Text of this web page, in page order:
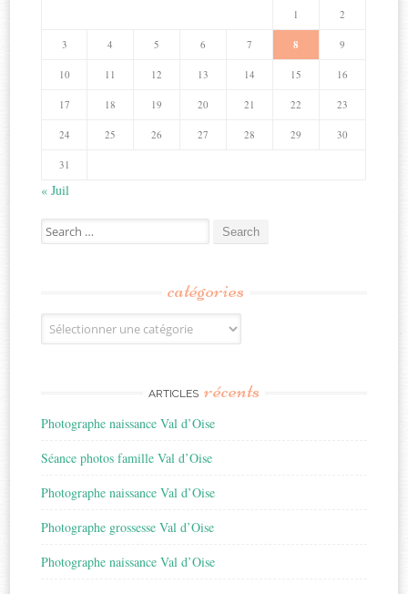
1 2
3 4 5 6 7 8 9
10 11 12 13 14 15 16
17 18 19 20 21 22 23
24 25 26 27 28 29 30
31
« Juil
Search
for:
catégories
Catégories
ARTICLES récents
Photographe naissance Val d’Oise
Séance photos famille Val d’Oise
Photographe naissance Val d’Oise
Photographe grossesse Val d’Oise
Photographe naissance Val d’Oise